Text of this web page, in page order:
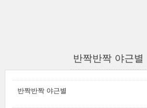
반짝반짝 야근별
반짝반짝 야근별